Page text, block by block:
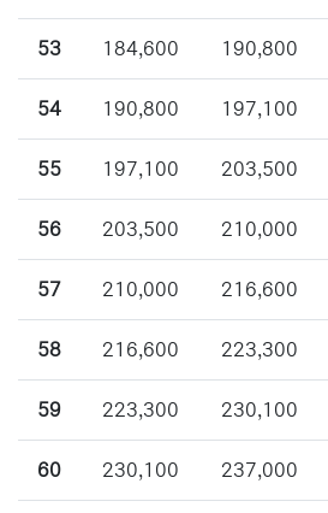
53 184,600 190,800
54 190,800 197,100
55 197,100 203,500
56 203,500 210,000
57 210,000 216,600
58 216,600 223,300
59 223,300 230,100
60 230,100 237,000